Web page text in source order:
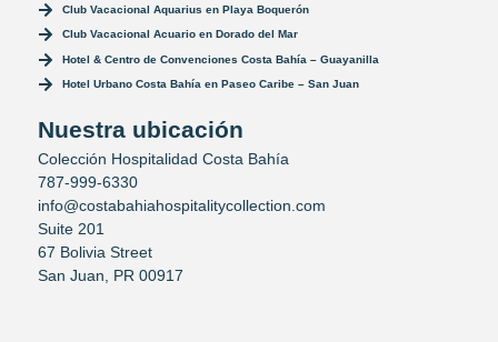
Club Vacacional Aquarius en Playa Boquerón
Club Vacacional Acuario en Dorado del Mar
Hotel & Centro de Convenciones Costa Bahía – Guayanilla
Hotel Urbano Costa Bahía en Paseo Caribe – San Juan
Nuestra ubicación
Colección Hospitalidad Costa Bahía
787-999-6330
info@costabahiahospitalitycollection.com
Suite 201
67 Bolivia Street
San Juan, PR 00917